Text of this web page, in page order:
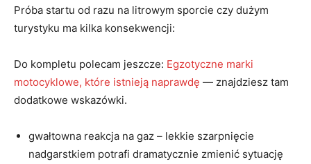
Próba startu od razu na litrowym sporcie czy dużym
turystyku ma kilka konsekwencji:
Do kompletu polecam jeszcze: Egzotyczne marki
motocyklowe, które istnieją naprawdę — znajdziesz tam
dodatkowe wskazówki.
gwałtowna reakcja na gaz – lekkie szarpnięcie
nadgarstkiem potrafi dramatycznie zmienić sytuację